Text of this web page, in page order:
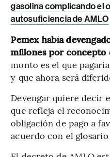
gasolina complicando el
autosuficiencia de AMLO
Pemex había
millones por concepto
monto es el que
y que ahora será
Devengar quiere decir
que refleja el
obligación de pago a
acuerdo con el